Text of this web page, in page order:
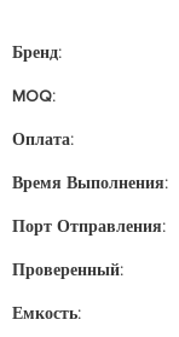
Бренд:
MOQ:
Оплата:
Время Выполнения:
Порт Отправления:
Проверенный:
Емкость: